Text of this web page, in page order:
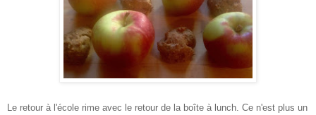
Le retour à l'école rime avec le retour de la boîte à lunch. Ce n'est plus un